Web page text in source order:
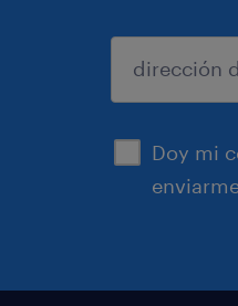
Doy mi
enviar